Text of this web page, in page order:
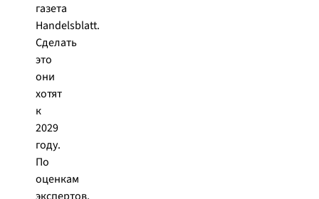
газета
Handelsblatt.
Сделать
это
они
хотят
к
2029
году.
По
оценкам